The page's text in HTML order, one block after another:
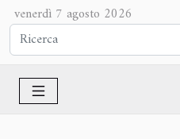
venerdì 7 agosto 2026